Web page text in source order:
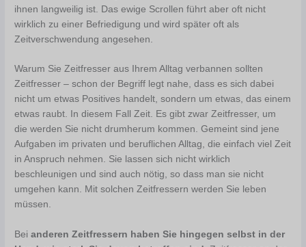
ihnen langweilig ist. Das ewige Scrollen führt aber oft nicht
wirklich zu einer Befriedigung und wird später oft als
Zeitverschwendung angesehen.
Warum Sie Zeitfresser aus Ihrem Alltag verbannen sollten
Zeitfresser – schon der Begriff legt nahe, dass es sich dabei
nicht um etwas Positives handelt, sondern um etwas, das einem
etwas raubt. In diesem Fall Zeit. Es gibt zwar Zeitfresser, um
die werden Sie nicht drumherum kommen. Gemeint sind jene
Aufgaben im privaten und beruflichen Alltag, die einfach viel Zeit
in Anspruch nehmen. Sie lassen sich nicht wirklich
beschleunigen und sind auch nötig, so dass man sie nicht
umgehen kann. Mit solchen Zeitfressern werden Sie leben
müssen.
Beianderen Zeitfressern haben Sie hingegen selbst in der